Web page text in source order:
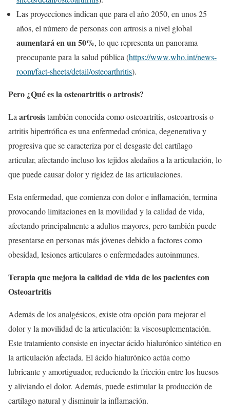
Las proyecciones indican que para el año 2050, en unos 25
años, el número de personas con artrosis a nivel global
aumentará en un 50%, lo que representa un panorama
preocupante para la salud pública (https://www.who.int/news-
room/fact-sheets/detail/osteoarthritis).
Pero ¿Qué es la osteoartritis o artrosis?
La artrosistambién conocida como osteoartritis, osteoartrosis o
artritis hipertrófica es una enfermedad crónica, degenerativa y
progresiva que se caracteriza por el desgaste del cartílago
articular, afectando incluso los tejidos aledaños a la articulación, lo
que puede causar dolor y rigidez de las articulaciones.
Esta enfermedad, que comienza con dolor e inflamación, termina
provocando limitaciones en la movilidad y la calidad de vida,
afectando principalmente a adultos mayores, pero también puede
presentarse en personas más jóvenes debido a factores como
obesidad, lesiones articulares o enfermedades autoinmunes.
Terapia que mejora la calidad de vida de los pacientes con
Osteoartritis
Además de los analgésicos, existe otra opción para mejorar el
dolor y la movilidad de la articulación: la viscosuplementación.
Este tratamiento consiste en inyectar ácido hialurónico sintético en
la articulación afectada. El ácido hialurónico actúa como
lubricante y amortiguador, reduciendo la fricción entre los huesos
y aliviando el dolor. Además, puede estimular la producción de
cartílago natural y disminuir la inflamación.